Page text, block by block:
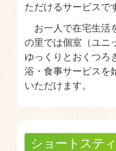
ただけるサービスで
お一人で在宅生活
の里では個室（ユニ
ゆっくりとおくつろ
浴・食事サービスを
いただけます。
ショートステ